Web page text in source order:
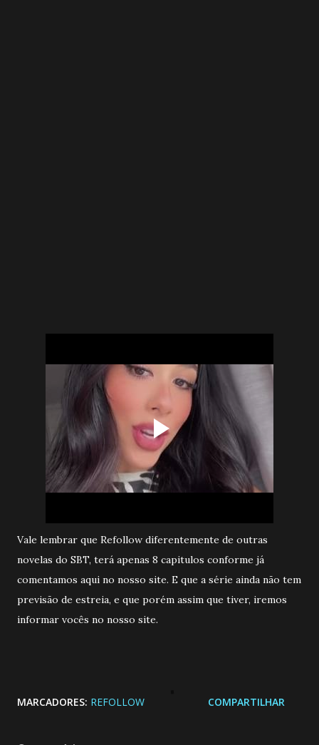
Vale lembrar que Refollow diferentemente de outras
novelas do SBT, terá apenas 8 capitulos conforme já
comentamos aqui no nosso site. E que a série ainda não tem
previsão de estreia, e que porém assim que tiver, iremos
informar vocês no nosso site.
MARCADORES: REFOLLOW COMPARTILHAR